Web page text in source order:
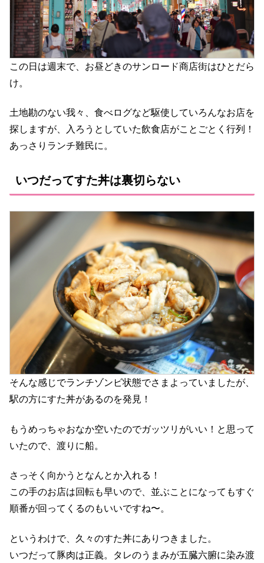
この日は週末で、お昼どきのサンロード商店街はひとだら
け。
土地勘のない我々、食べログなど駆使していろんなお店を
探しますが、入ろうとしていた飲食店がことごとく行列！
あっさりランチ難民に。
いつだってすた丼は裏切らない
そんな感じでランチゾンビ状態でさまよっていましたが、
駅の方にすた丼があるのを発見！
もうめっちゃおなか空いたのでガッツリがいい！と思って
いたので、渡りに船。
さっそく向かうとなんとか入れる！
この手のお店は回転も早いので、並ぶことになってもすぐ
順番が回ってくるのもいいですね〜。
というわけで、久々のすた丼にありつきました。
いつだって豚肉は正義。タレのうまみが五臓六腑に染み渡